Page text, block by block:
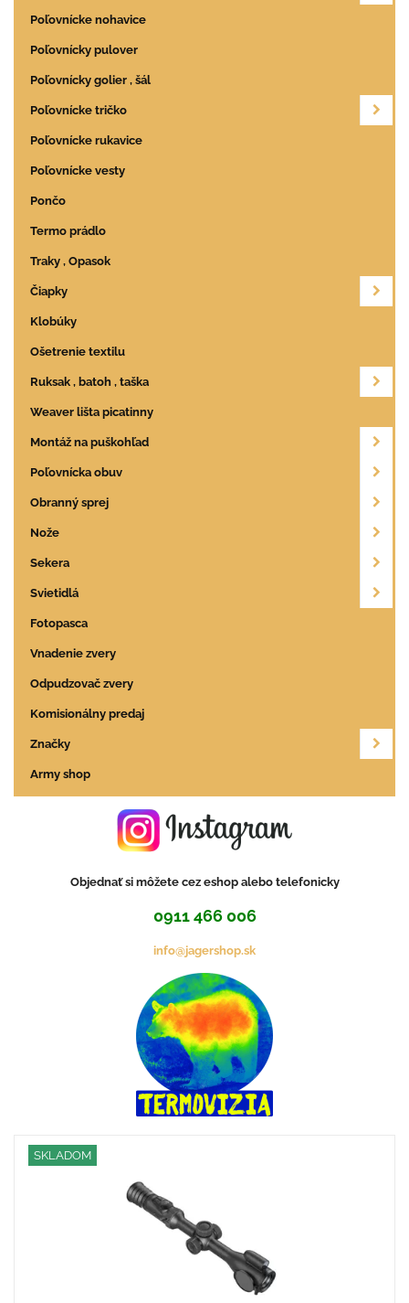
Poľovnícke nohavice
Poľovnícky pulover
Poľovnícky golier , šál
Poľovnícke tričko
Poľovnícke rukavice
Poľovnícke vesty
Pončo
Termo prádlo
Traky , Opasok
Čiapky
Klobúky
Ošetrenie textilu
Ruksak , batoh , taška
Weaver lišta picatinny
Montáž na puškohľad
Poľovnícka obuv
Obranný sprej
Nože
Sekera
Svietidlá
Fotopasca
Vnadenie zvery
Odpudzovač zvery
Komisionálny predaj
Značky
Army shop
Objednať si môžete cez eshop alebo telefonicky
0911 466 006
info@jagershop.sk
SKLADOM